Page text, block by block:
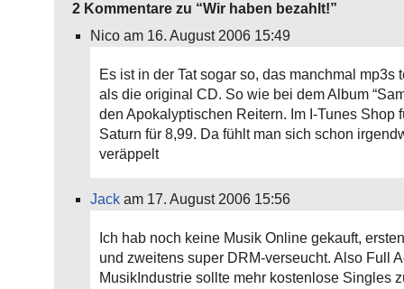
2 Kommentare zu “Wir haben bezahlt!”
Nico am 16. August 2006 15:49
Es ist in der Tat sogar so, das manchmal mp3s
als die original CD. So wie bei dem Album
den Apokalyptischen Reitern. Im I-Tunes Shop
Saturn für 8,99. Da fühlt man sich schon
veräppelt
Jack am 17. August 2006 15:56
Ich hab noch keine Musik Online gekauft,
und zweitens super DRM-verseucht. Also Full
MusikIndustrie sollte mehr kostenlose Singles